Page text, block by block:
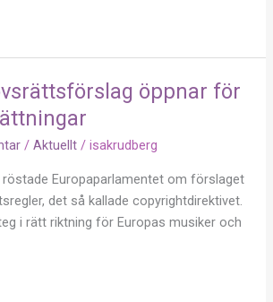
öppnar för
/Aktuellt /isakrudberg
röstade Europaparlamentet om förslaget
det så kallade copyrightdirektivet.
i rätt riktning för Europas musiker och